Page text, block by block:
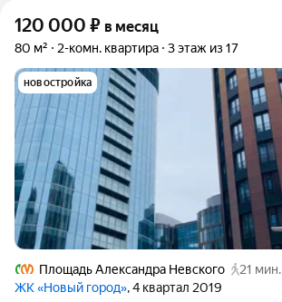
120 000 ₽ в месяц
80 м² 2-комн. квартира 3 этаж из 17
новостройка
Площадь Александра Невского
21 мин.
ЖК «Новый город», 4 квартал 2019